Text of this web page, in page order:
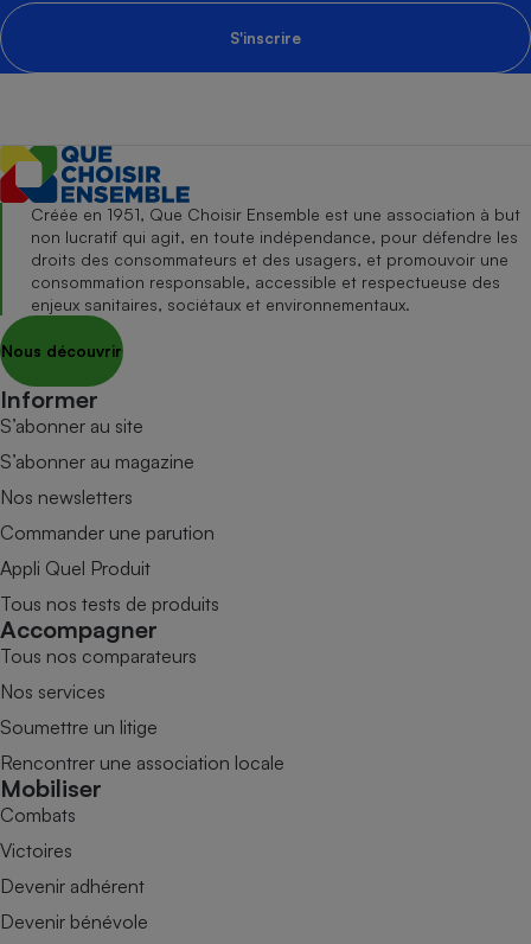
S'inscrire
Créée en 1951, Que Choisir Ensemble est une association à but
non lucratif qui agit, en toute indépendance, pour défendre les
droits des consommateurs et des usagers, et promouvoir une
consommation responsable, accessible et respectueuse des
enjeux sanitaires, sociétaux et environnementaux.
Nous découvrir
Informer
S’abonner au site
S’abonner au magazine
Nos newsletters
Commander une parution
Appli Quel Produit
Tous nos tests de produits
Accompagner
Tous nos comparateurs
Nos services
Soumettre un litige
Rencontrer une association locale
Mobiliser
Combats
Victoires
Devenir adhérent
Devenir bénévole